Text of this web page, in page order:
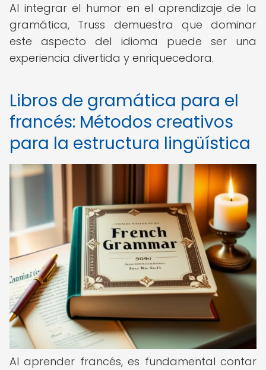
Al integrar el humor en el aprendizaje de la
gramática, Truss demuestra que dominar
este aspecto del idioma puede ser una
experiencia divertida y enriquecedora.
Libros de gramática para el
francés: Métodos creativos
para la estructura lingüística
Al aprender francés, es fundamental contar